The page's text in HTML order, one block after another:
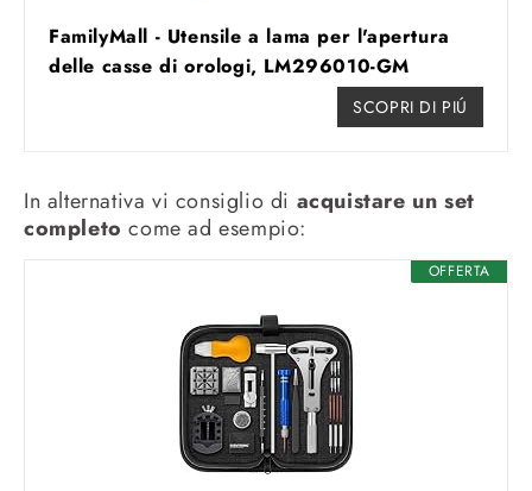
FamilyMall - Utensile a lama per l'apertura
delle casse di orologi, LM296010-GM
SCOPRI DI PIÚ
In alternativa vi consiglio di acquistare un set
completo come ad esempio:
OFFERTA